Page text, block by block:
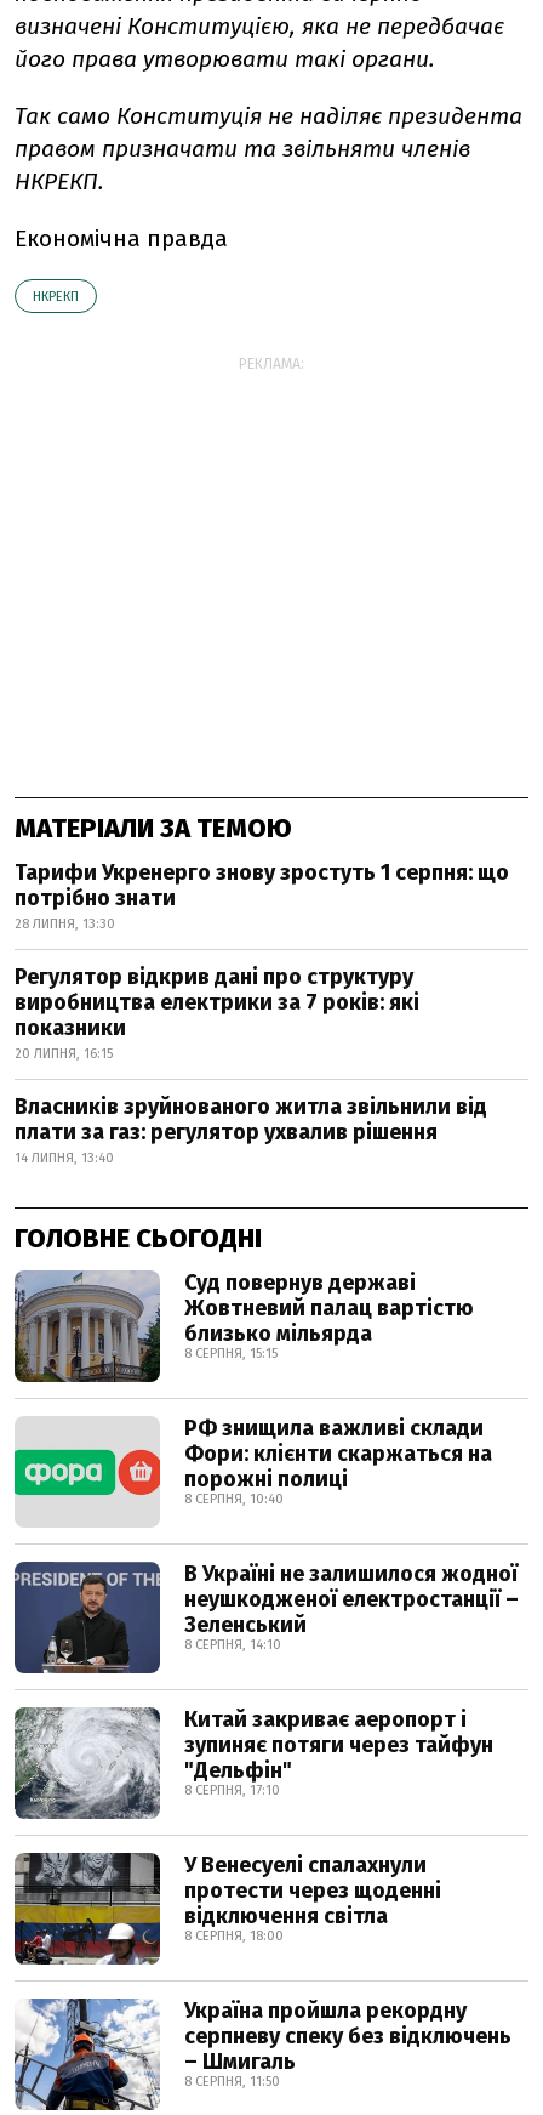
визначені Конституцією, яка не передбачає
його права утворювати такі органи.
Так само Конституція не наділяє президента
правом призначати та звільняти членів
НКРЕКП.
Економічна правда
НКРЕКП
РЕКЛАМА:
МАТЕРІАЛИ ЗА ТЕМОЮ
Тарифи Укренерго знову зростуть 1 серпня: що
потрібно знати
28 ЛИПНЯ, 13:30
Регулятор відкрив дані про структуру
виробництва електрики за 7 років: які
показники
20 ЛИПНЯ, 16:15
Власників зруйнованого житла звільнили від
плати за газ: регулятор ухвалив рішення
14 ЛИПНЯ, 13:40
ГОЛОВНЕ СЬОГОДНІ
Суд повернув державі
Жовтневий палац вартістю
близько мільярда
8 СЕРПНЯ, 15:15
РФ знищила важливі склади
Фори: клієнти скаржаться на
порожні полиці
8 СЕРПНЯ, 10:40
В Україні не залишилося жодної
неушкодженої електростанції –
Зеленський
8 СЕРПНЯ, 14:10
Китай закриває аеропорт і
зупиняє потяги через тайфун
"Дельфін"
8 СЕРПНЯ, 17:10
У Венесуелі спалахнули
протести через щоденні
відключення світла
8 СЕРПНЯ, 18:00
Україна пройшла рекордну
серпневу спеку без відключень
– Шмигаль
8 СЕРПНЯ, 11:50